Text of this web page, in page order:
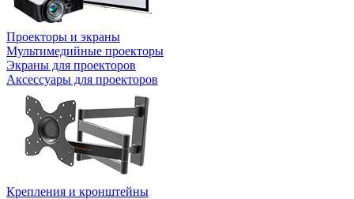
Проекторы и экраны
Мультимедийные проекторы
Экраны для проекторов
Аксессуары для проекторов
Крепления и кронштейны